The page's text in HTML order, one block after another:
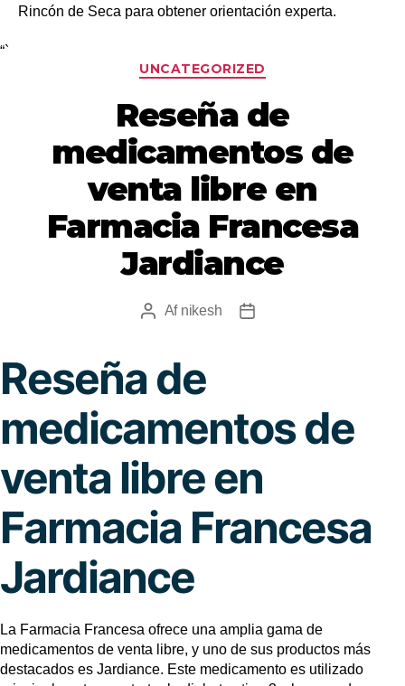
Rincón de Seca para obtener orientación experta.
“`
UNCATEGORIZED
Reseña de
medicamentos de
venta libre en
Farmacia Francesa
Jardiance
Af nikesh
Reseña de
medicamentos de
venta libre en
Farmacia Francesa
Jardiance
La Farmacia Francesa ofrece una amplia gama de
medicamentos de venta libre, y uno de sus productos más
destacados es Jardiance. Este medicamento es utilizado